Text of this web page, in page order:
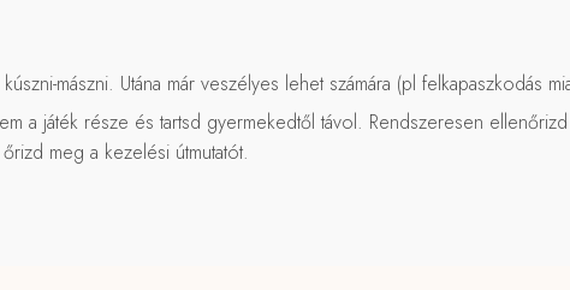
mászni. Utána már veszélyes lehet számára (pl felkapaszkodás
a játék része és tartsd gyermekedtől távol. Rendszeresen
meg a kezelési útmutatót.